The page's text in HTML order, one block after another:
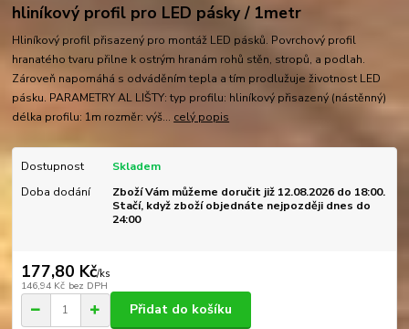
hliníkový profil pro LED pásky / 1metr
Hliníkový profil přisazený pro montáž LED pásků. Povrchový profil
hranatého tvaru přilne k ostrým hranám rohů stěn, stropů, a podlah.
Zároveň napomáhá s odváděním tepla a tím prodlužuje životnost LED
pásku. PARAMETRY AL LIŠTY: typ profilu: hliníkový přisazený (nástěnný)
délka profilu: 1m rozměr: výš... celý popis
Dostupnost
Skladem
Doba dodání
Zboží Vám můžeme doručit již 12.08.2026 do 18:00.
Stačí, když zboží objednáte nejpozději dnes do
24:00
177,80 Kč/ks
146,94 Kč bez DPH
Přidat do košíku